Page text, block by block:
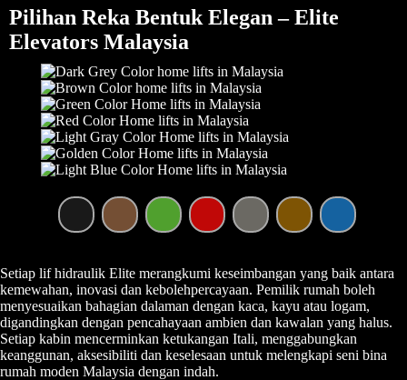
Pilihan Reka Bentuk Elegan – Elite
Elevators Malaysia
Setiap lif hidraulik Elite merangkumi keseimbangan yang baik antara
kemewahan, inovasi dan kebolehpercayaan. Pemilik rumah boleh
menyesuaikan bahagian dalaman dengan kaca, kayu atau logam,
digandingkan dengan pencahayaan ambien dan kawalan yang halus.
Setiap kabin mencerminkan ketukangan Itali, menggabungkan
keanggunan, aksesibiliti dan keselesaan untuk melengkapi seni bina
rumah moden Malaysia dengan indah.